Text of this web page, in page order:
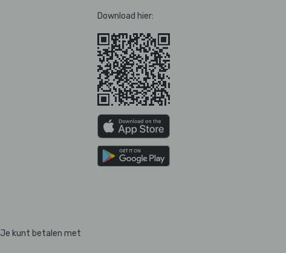
Download hier:
Je kunt betalen met